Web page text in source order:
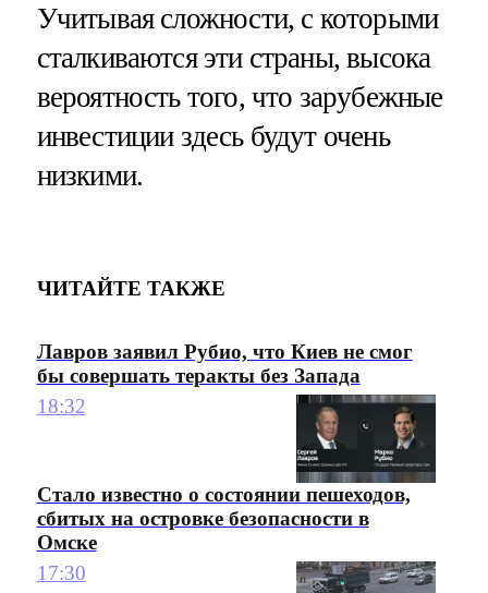
Учитывая сложности, с которыми
сталкиваются эти страны, высока
вероятность того, что зарубежные
инвестиции здесь будут очень
низкими.
ЧИТАЙТЕ ТАКЖЕ
Лавров заявил Рубио, что Киев не смог
бы совершать теракты без Запада
18:32
Стало известно о состоянии пешеходов,
сбитых на островке безопасности в
Омске
17:30